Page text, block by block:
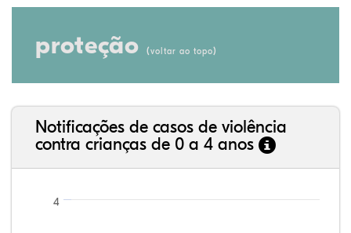
proteção (voltar ao topo)
Notificações de casos de violência
contra crianças de 0 a 4 anos
4